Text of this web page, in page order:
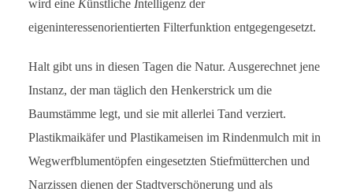
wird eine Künstliche Intelligenz der
eigeninteressenorientierten Filterfunktion entgegengesetzt.
Halt gibt uns in diesen Tagen die Natur. Ausgerechnet jene
Instanz, der man täglich den Henkerstrick um die
Baumstämme legt, und sie mit allerlei Tand verziert.
Plastikmaikäfer und Plastikameisen im Rindenmulch mit in
Wegwerfblumentöpfen eingesetzten Stiefmütterchen und
Narzissen dienen der Stadtverschönerung und als